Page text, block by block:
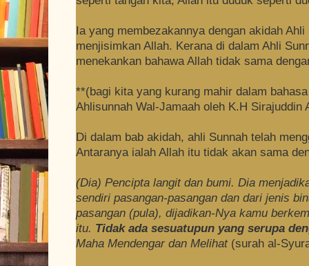
Ia yang membezakannya dengan akidah
menjisimkan Allah. Kerana di dalam Ahli
menekankan bahawa Allah tidak sama
**(bagi kita yang kurang mahir dalam
Ahlisunnah Wal-Jamaah oleh K.H Sirajuddin
Di dalam bab akidah, ahli Sunnah telah
Antaranya ialah Allah itu tidak akan sama
(Dia) Pencipta langit dan bumi. Dia
sendiri pasangan-pasangan dan dari jenis
pasangan (pula), dijadikan-Nya kamu
itu. Tidak ada sesuatupun yang serupa
Maha Mendengar dan Melihat (surah al-